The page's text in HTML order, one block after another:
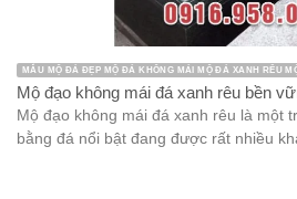
MẪU MỘ ĐÁ ĐẸP MỘ ĐÁ KHÔNG MÁI MỘ ĐÁ XANH RÊU
Mộ đạo không mái đá xanh rêu bền
Mộ đạo không mái đá xanh rêu là một
bằng đá nổi bật đang được rất nhiều